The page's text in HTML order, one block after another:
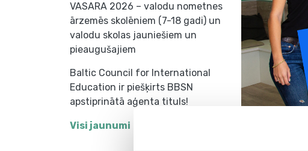
VASARA 2026 – valodu nometnes
ārzemēs skolēniem (7-18 gadi) un
valodu skolas jauniešiem un
pieaugušajiem
Baltic Council for International
Education ir piešķirts BBSN
apstiprinātā aģenta tituls!
Visi jaunumi